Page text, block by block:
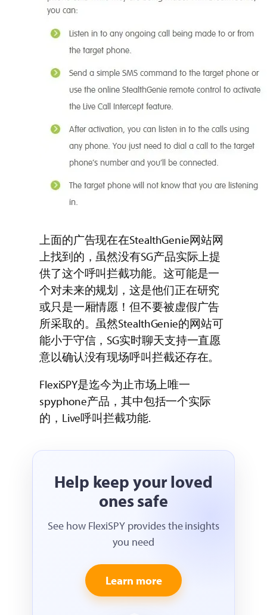
上面的广告现在在StealthGenie网站网
上找到的，虽然没有SG产品实际上提
供了这个呼叫拦截功能。这可能是一
个对未来的规划，这是他们正在研究
或只是一厢情愿！但不要被虚假广告
所采取的。虽然StealthGenie的网站可
能小于守信，SG实时聊天支持一直愿
意以确认没有现场呼叫拦截还存在。
FlexiSPY是迄今为止市场上唯一
spyphone产品，其中包括一个实际
的，Live呼叫拦截功能.
Help keep your loved
ones safe
See how FlexiSPY provides the insights
you need
Learn more